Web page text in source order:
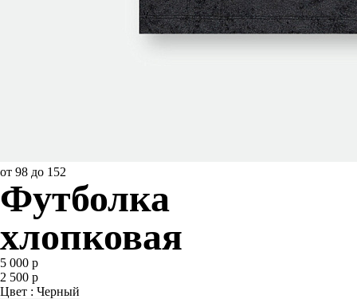
от 98 до 152
Футболка
хлопковая
5 000 р
2 500 р
Цвет : Черный